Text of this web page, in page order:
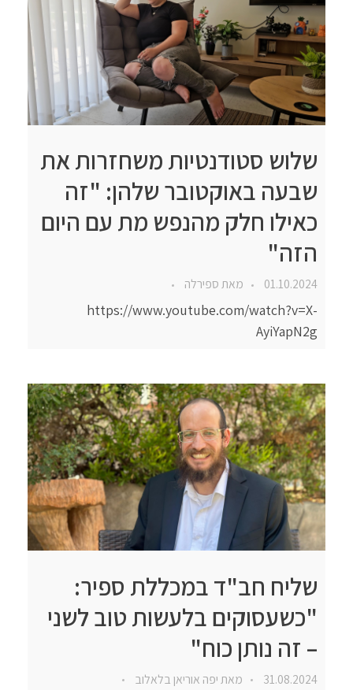
שלוש סטודנטיות משחזרות את
שבעה באוקטובר שלהן: "זה
כאילו חלק מהנפש מת עם היום
הזה"
01.10.2024 מאתספירלה
https://www.youtube.com/watch?v=X-
AyiYapN2g
שליח חב"ד במכללת ספיר:
"כשעסוקים בלעשות טוב לשני
– זה נותן כוח"
31.08.2024 מאתיפה אוריאן בלאלוב